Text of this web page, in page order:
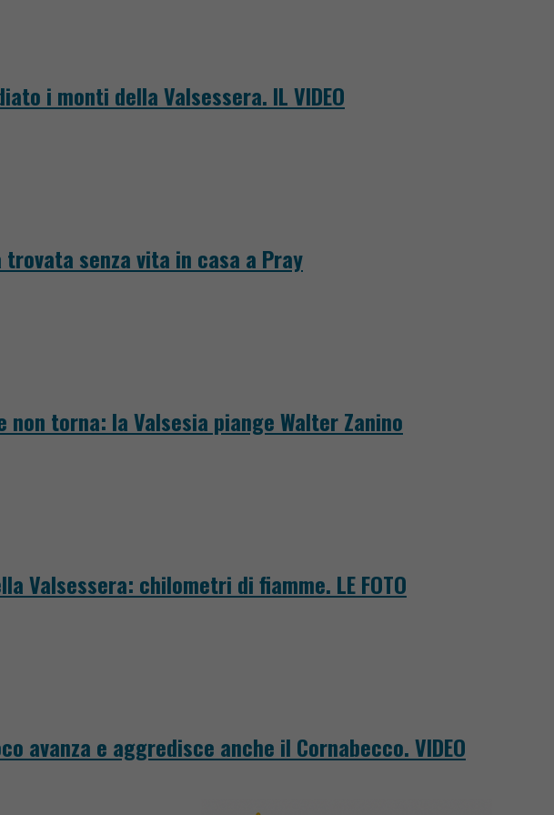
i monti della Valsessera. IL VIDEO
trovata senza vita in casa a Pray
non torna: la Valsesia piange Walter Zanino
Valsessera: chilometri di fiamme. LE FOTO
avanza e aggredisce anche il Cornabecco. VIDEO